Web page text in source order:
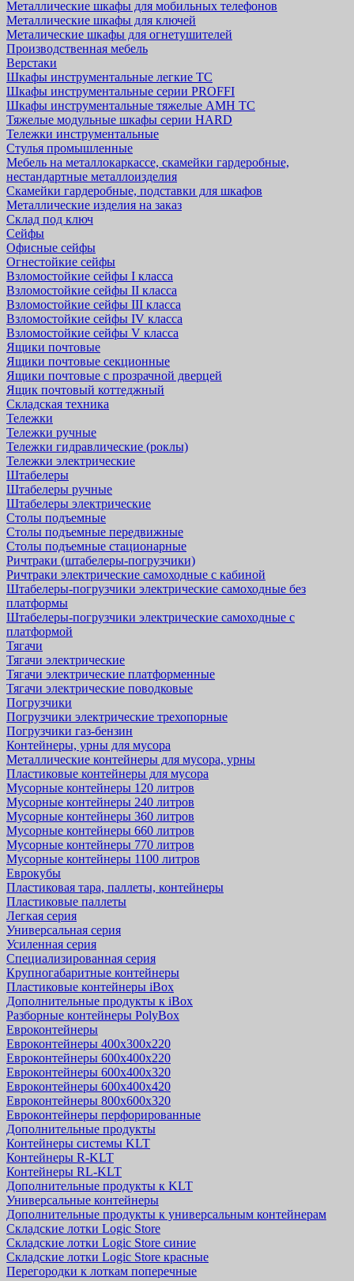
Металлические шкафы для мобильных телефонов
Металлические шкафы для ключей
Металические шкафы для огнетушителей
Производственная мебель
Верстаки
Шкафы инструментальные легкие ТС
Шкафы инструментальные серии PROFFI
Шкафы инструментальные тяжелые AMH TC
Тяжелые модульные шкафы серии HARD
Тележки инструментальные
Стулья промышленные
Мебель на металлокаркассе, скамейки гардеробные,
нестандартные металлоизделия
Скамейки гардеробные, подставки для шкафов
Металлические изделия на заказ
Склад под ключ
Сейфы
Офисные сейфы
Огнестойкие сейфы
Взломостойкие сейфы I класса
Взломостойкие сейфы II класса
Взломостойкие сейфы III класса
Взломостойкие сейфы IV класса
Взломостойкие сейфы V класса
Ящики почтовые
Ящики почтовые секционные
Ящики почтовые с прозрачной дверцей
Ящик почтовый коттеджный
Складская техника
Тележки
Тележки ручные
Тележки гидравлические (роклы)
Тележки электрические
Штабелеры
Штабелеры ручные
Штабелеры электрические
Столы подъемные
Столы подъемные передвижные
Столы подъемные стационарные
Ричтраки (штабелеры-погрузчики)
Ричтраки электрические самоходные с кабиной
Штабелеры-погрузчики электрические самоходные без
платформы
Штабелеры-погрузчики электрические самоходные с
платформой
Тягачи
Тягачи электрические
Тягачи электрические платформенные
Тягачи электрические поводковые
Погрузчики
Погрузчики электрические трехопорные
Погрузчики газ-бензин
Контейнеры, урны для мусора
Металлические контейнеры для мусора, урны
Пластиковые контейнеры для мусора
Мусорные контейнеры 120 литров
Мусорные контейнеры 240 литров
Мусорные контейнеры 360 литров
Мусорные контейнеры 660 литров
Мусорные контейнеры 770 литров
Мусорные контейнеры 1100 литров
Еврокубы
Пластиковая тара, паллеты, контейнеры
Пластиковые паллеты
Легкая серия
Универсальная серия
Усиленная серия
Специализированная серия
Крупногабаритные контейнеры
Пластиковые контейнеры iBox
Дополнительные продукты к iBox
Разборные контейнеры PolyBox
Евроконтейнеры
Евроконтейнеры 400х300х220
Евроконтейнеры 600х400х220
Евроконтейнеры 600х400х320
Евроконтейнеры 600х400х420
Евроконтейнеры 800х600х320
Евроконтейнеры перфорированные
Дополнительные продукты
Контейнеры системы KLT
Контейнеры R-KLT
Контейнеры RL-KLT
Дополнительные продукты к KLT
Универсальные контейнеры
Дополнительные продукты к универсальным контейнерам
Складские лотки Logic Store
Складские лотки Logic Store синие
Складские лотки Logic Store красные
Перегородки к лоткам поперечные